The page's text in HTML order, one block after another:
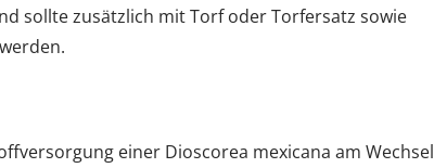
sollte zusätzlich mit Torf oder Torfersatz sowie
einer Dioscorea mexicana am Wechsel